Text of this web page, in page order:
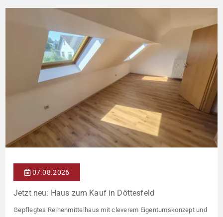
Grundstück (keine eigene Grünfläche, aber Terrasse). […]
07.08.2026
Jetzt neu: Haus zum Kauf in Döttesfeld
Gepflegtes Reihenmittelhaus mit cleverem Eigentumskonzept und